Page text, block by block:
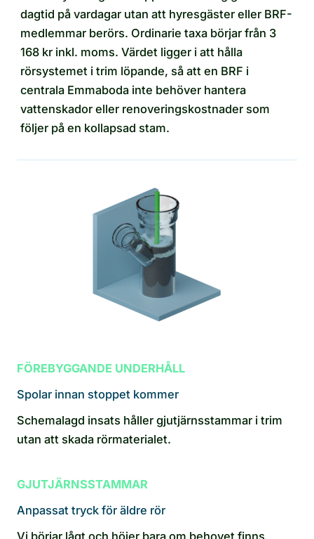
dagtid på vardagar utan att hyresgäster eller BRF-
medlemmar berörs. Ordinarie taxa börjar från 3
168 kr inkl. moms. Värdet ligger i att hålla
rörsystemet i trim löpande, så att en BRF i
centrala Emmaboda inte behöver hantera
vattenskador eller renoveringskostnader som
följer på en kollapsad stam.
FÖREBYGGANDE UNDERHÅLL
Spolar innan stoppet kommer
Schemalagd insats håller gjutjärnsstammar i trim
utan att skada rörmaterialet.
GJUTJÄRNSSTAMMAR
Anpassat tryck för äldre rör
Vi börjar lågt och höjer bara om behovet finns.